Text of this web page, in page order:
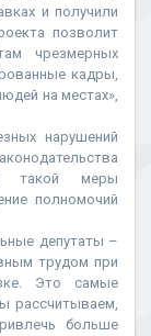
и получили
позволит
чрезмерных
кадры,
на местах»,
нарушений
такой меры
полномочий
депутаты –
трудом при
Это самые
рассчитываем,
больше